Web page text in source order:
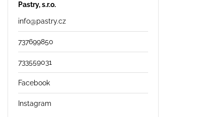
Pastry, s.r.o.
info@pastry.cz
737699850
733559031
Facebook
Instagram